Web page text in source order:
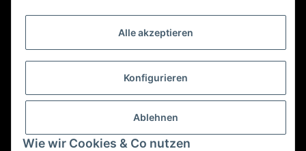
Alle akzeptieren
Konfigurieren
Ablehnen
Wie wir Cookies & Co nutzen
Abholungen nur nach Terminvereinbarung.
E-Mail:sales@kfzbleche24.de
Vertrag widerrufen
* Alle Preise inkl. gesetzlicher USt., zzgl.Versand